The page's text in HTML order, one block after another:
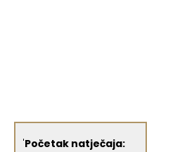
'Početak natječaja: